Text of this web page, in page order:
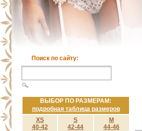
Поиск по сайту:
ВЫБОР ПО РАЗМЕРАМ:
подробная таблица размеров
XS
40-42
S
42-44
M
44-46